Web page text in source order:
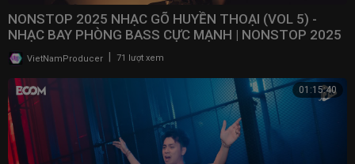
NONSTOP 2025 NHẠC GÕ HUYỀN THOẠI (VOL 5) -
NHẠC BAY PHÒNG BASS CỰC MẠNH | NONSTOP 2025
VINAHOUSE
VietNamProducer 71 lượt xem
01:15:40